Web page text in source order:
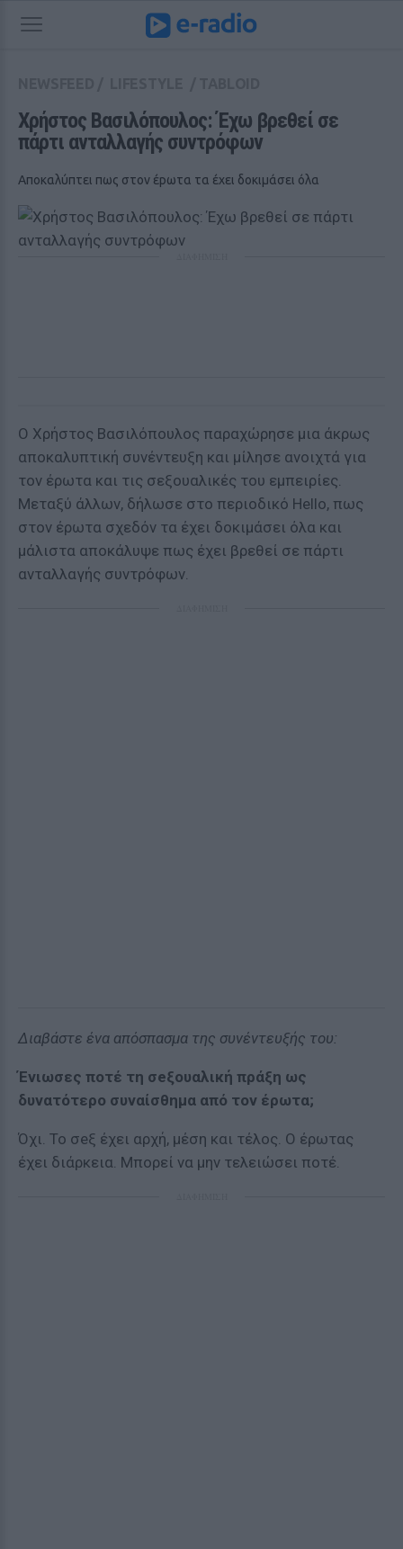
Χρήστος Βασιλόπουλος: Έχω βρεθεί σε
πάρτι ανταλλαγής συντρόφων
Αποκαλύπτει πως στον έpωτα τα έχει δοκιμάσει όλα
Ο Χρήστος Βασιλόπουλος παραχώρησε μια άκρως
αποκαλυπτική συνέντευξη και μίλησε ανοιχτά για
τον έρωτα και τις σεξουαλικές του εμπειρίες.
Μεταξύ άλλων, δήλωσε στο περιοδικό Hello, πως
στον έρωτα σχεδόν τα έχει δοκιμάσει όλα και
μάλιστα αποκάλυψε πως έχει βρεθεί σε πάρτι
ανταλλαγής συντρόφων.
Διαβάστε ένα απόσπασμα της συνέντευξής του:
Ένιωσες ποτέ τη σeξουαλική πράξη ως
δυνατότερο συναίσθημα από τον έρωτα;
Όχι. Το σeξ έχει αρχή, μέση και τέλος. Ο έρωτας
έχει διάρκεια. Μπορεί να μην τελειώσει ποτέ.